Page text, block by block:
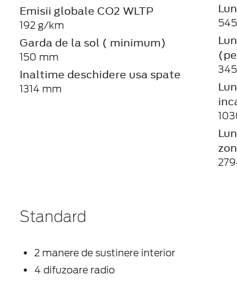
Emisii globale CO2 WLTP
192 g/km
Garda de la sol ( minimum)
150 mm
Inaltime deschidere usa spate
1314 mm
Standard
2 manere de sustinere interior
4 difuzoare radio